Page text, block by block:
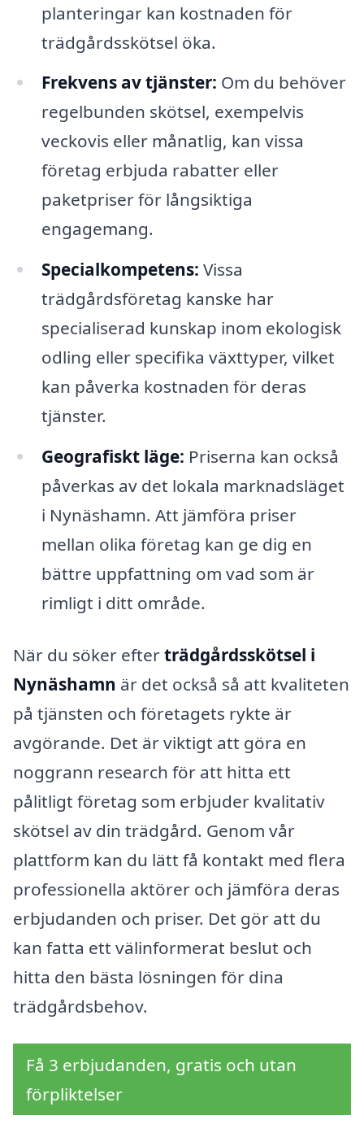
planteringar kan kostnaden för
trädgårdsskötsel öka.
Frekvens av tjänster: Om du behöver
regelbunden skötsel, exempelvis
veckovis eller månatlig, kan vissa
företag erbjuda rabatter eller
paketpriser för långsiktiga
engagemang.
Specialkompetens: Vissa
trädgårdsföretag kanske har
specialiserad kunskap inom ekologisk
odling eller specifika växttyper, vilket
kan påverka kostnaden för deras
tjänster.
Geografiskt läge: Priserna kan också
påverkas av det lokala marknadsläget
i Nynäshamn. Att jämföra priser
mellan olika företag kan ge dig en
bättre uppfattning om vad som är
rimligt i ditt område.
När du söker efterträdgårdsskötsel i
Nynäshamn är det också så att kvaliteten
på tjänsten och företagets rykte är
avgörande. Det är viktigt att göra en
noggrann research för att hitta ett
pålitligt företag som erbjuder kvalitativ
skötsel av din trädgård. Genom vår
plattform kan du lätt få kontakt med flera
professionella aktörer och jämföra deras
erbjudanden och priser. Det gör att du
kan fatta ett välinformerat beslut och
hitta den bästa lösningen för dina
trädgårdsbehov.
Få 3 erbjudanden, gratis och utan
förpliktelser